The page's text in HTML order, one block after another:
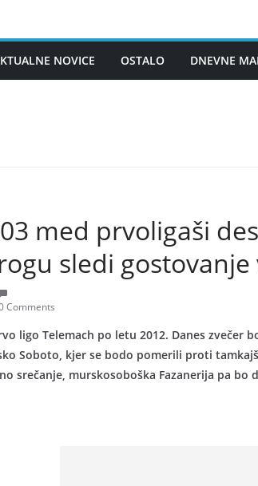
NOVICE OSTALO DNEVNE
med prvoligaši
sledi
Comments
ligo Telemach po letu 2012. Danes zvečer
Soboto, kjer se bodo pomerili proti
srečanje, murskosoboška Fazanerija pa